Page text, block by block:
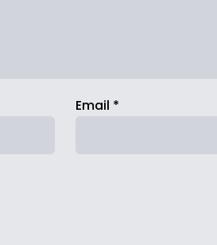
Email *